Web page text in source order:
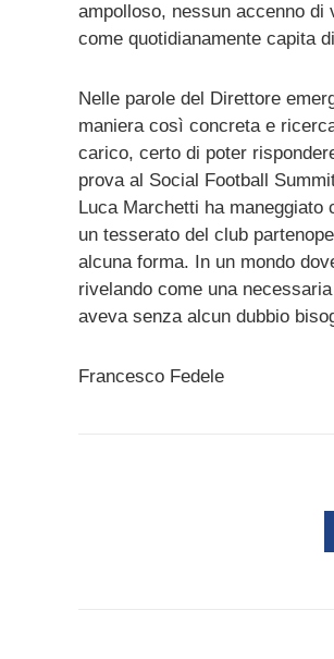
ampolloso, nessun accenno di
come quotidianamente capita
Nelle parole del Direttore
maniera così concreta e
carico, certo di poter
prova al Social Football
Luca Marchetti ha
un tesserato del club
alcuna forma. In un mondo
rivelando come una
aveva senza alcun dubbio
Francesco Fedele